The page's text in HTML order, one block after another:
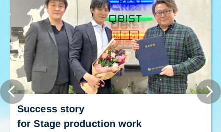
Success story
for Stage production work